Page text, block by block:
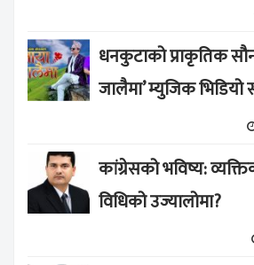
धनकुटाको प्राकृतिक
जालैमा’ म्युजिक भिडियो
कांग्रेसको भविष्य:
विधिको उज्यालोमा?